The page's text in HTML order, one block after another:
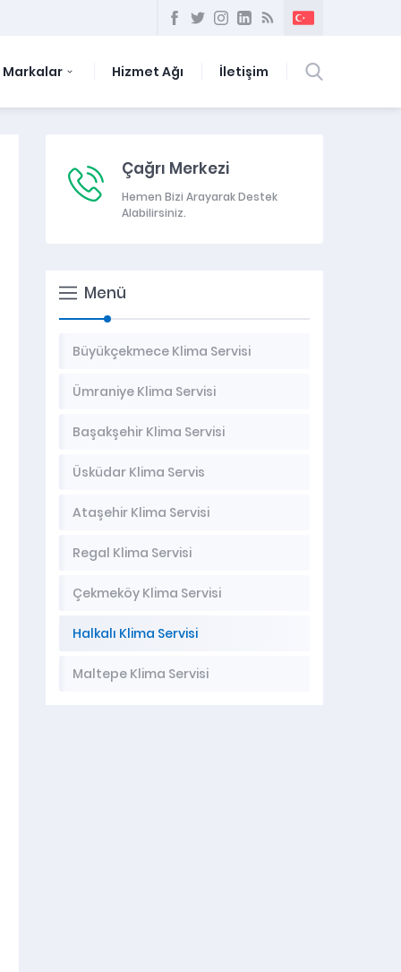
Markalar Hizmet Ağı İletişim
Çağrı Merkezi
Hemen Bizi Arayarak Destek
Alabilirsiniz.
Menü
Büyükçekmece Klima Servisi
Ümraniye Klima Servisi
Başakşehir Klima Servisi
Üsküdar Klima Servis
Ataşehir Klima Servisi
Regal Klima Servisi
Çekmeköy Klima Servisi
Halkalı Klima Servisi
Maltepe Klima Servisi